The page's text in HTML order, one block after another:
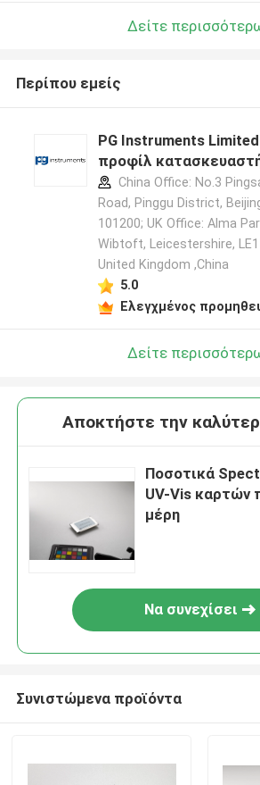
Δείτε
Περίπου εμείς
PG Instruments Limited
προφίλ
China Office: No.3
Road, Pinggu District,
101200; UK Office: Alma
Wibtoft, Leicestershire,
United Kingdom ,China
5.0
Ελεγχμένος
Δείτε
Αποκτήστε την
Ποσοτικά
UV-Vis καρτών
μέρη
Να συνεχίσει
Συνιστώμενα προϊόντα